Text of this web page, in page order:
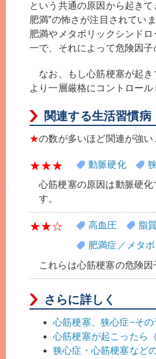
という共通の原因から起き
肥満”の怖さが注目されてい
肥満やメタボリックシンド
一で、それによって危険因子
なお、もし心筋梗塞が起き
より一層厳格にコントロール
関連する生活習慣病
★の数が多いほど関連が強い
★★★ 動脈硬化
心筋梗塞の原因は動脈硬
す。
★★☆ 高血圧
脂
肥満症／メタ
これらは心筋梗塞の危険因
さらに詳しく
心筋梗塞、狭心症−そ
心筋梗塞が起こったら
狭心症・心筋梗塞など